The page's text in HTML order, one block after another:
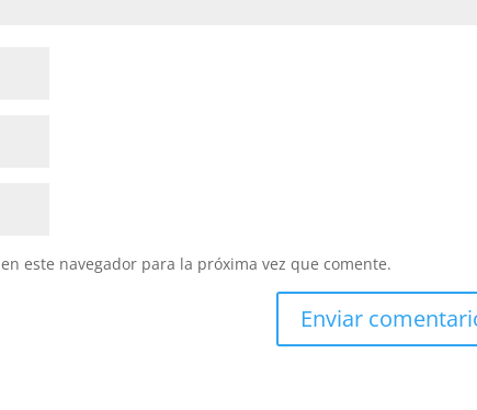
este navegador para la próxima vez que comente.